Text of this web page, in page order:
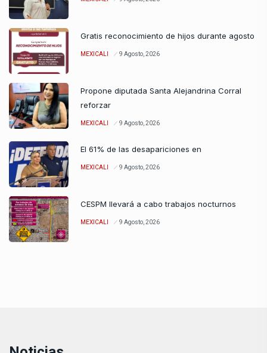
Gratis reconocimiento de hijos durante agosto
MEXICALI 9 Agosto, 2026
Propone diputada Santa Alejandrina Corral
reforzar
MEXICALI 9 Agosto, 2026
El 61% de las desapariciones en
MEXICALI 9 Agosto, 2026
CESPM llevará a cabo trabajos nocturnos
MEXICALI 9 Agosto, 2026